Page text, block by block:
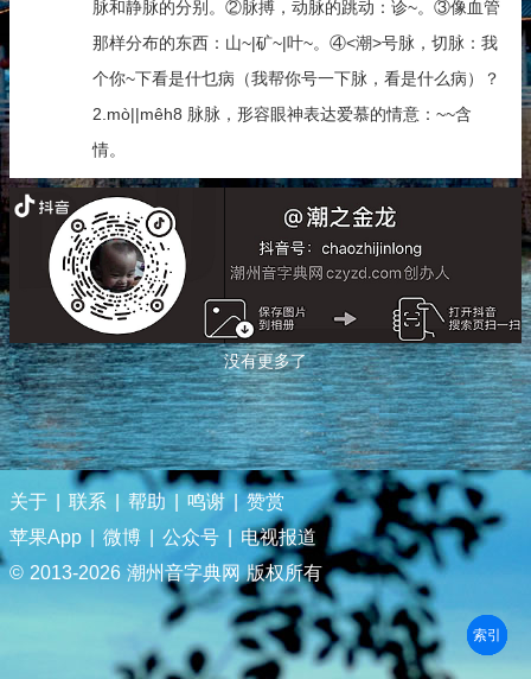
脉和静脉的分别。②脉搏，动脉的跳动：诊~。③像血管
那样分布的东西：山~|矿~|叶~。④<潮>号脉，切脉：我
个你~下看是什乜病（我帮你号一下脉，看是什么病）？
2.mò||mêh8 脉脉，形容眼神表达爱慕的情意：~~含
情。
没有更多了
关于 联系 帮助 鸣谢
赞赏
苹果App
微博 公众号
电视报道
© 2013-2026 潮州音字典网 版权所有
部首
笔划
拼音
潮拼